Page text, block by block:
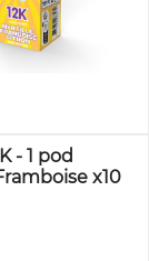
- 1 pod
x10